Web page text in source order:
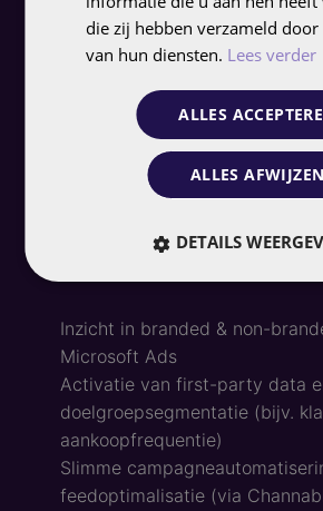
Net als bij Google Ads maken we
Microsoft Ads slim gebruik van
we maximaal rendement uit
campagnes:
Inzicht in branded & non-
Microsoft Ads
Activatie van first-party data
doelgroepsegmentatie (bijv.
aankoopfrequentie)
Slimme
feedoptimalisatie (via
die zij hebben verzameld
van hun diensten. Lees verder
ALLES
ALLES AFWIJZEN
DETAILS